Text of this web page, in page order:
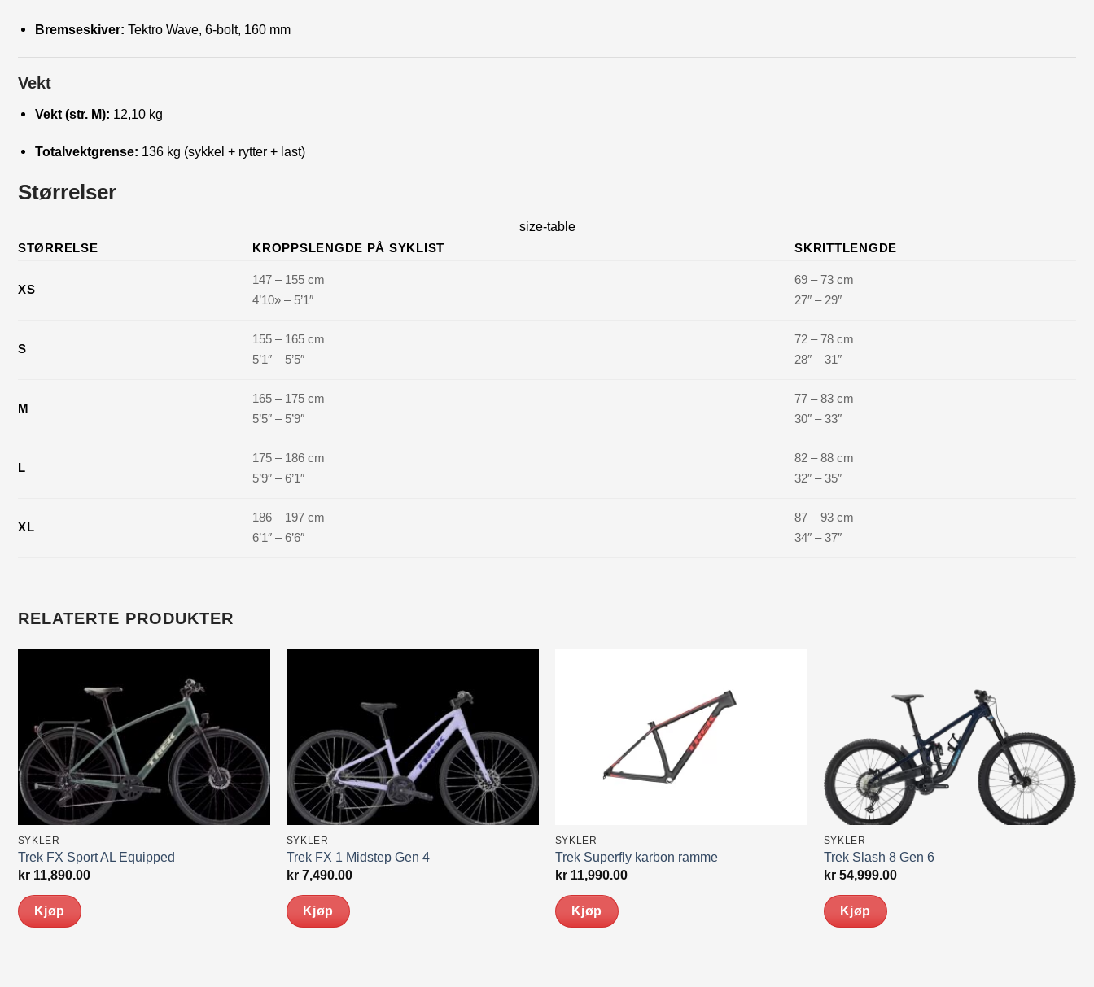
Bremseskiver: Tektro Wave, 6-bolt, 160 mm
Vekt
Vekt (str. M): 12,10 kg
Totalvektgrense: 136 kg (sykkel + rytter + last)
Størrelser
size-table
STØRRELSE KROPPSLENGDE PÅ SYKLIST SKRITTLENGDE
XS
147 – 155 cm
4’10» – 5’1″
69 – 73 cm
27″ – 29″
S
155 – 165 cm
5’1″ – 5’5″
72 – 78 cm
28″ – 31″
M
165 – 175 cm
5’5″ – 5’9″
77 – 83 cm
30″ – 33″
L
175 – 186 cm
5’9″ – 6’1″
82 – 88 cm
32″ – 35″
XL
186 – 197 cm
6’1″ – 6’6″
87 – 93 cm
34″ – 37″
RELATERTE PRODUKTER
SYKLER
Trek FX Sport AL Equipped
kr11,890.00
Kjøp
SYKLER
Trek FX 1 Midstep Gen 4
kr7,490.00
Kjøp
SYKLER
Trek Superfly karbon ramme
kr11,990.00
Kjøp
SYKLER
Trek Slash 8 Gen 6
kr54,999.00
Kjøp